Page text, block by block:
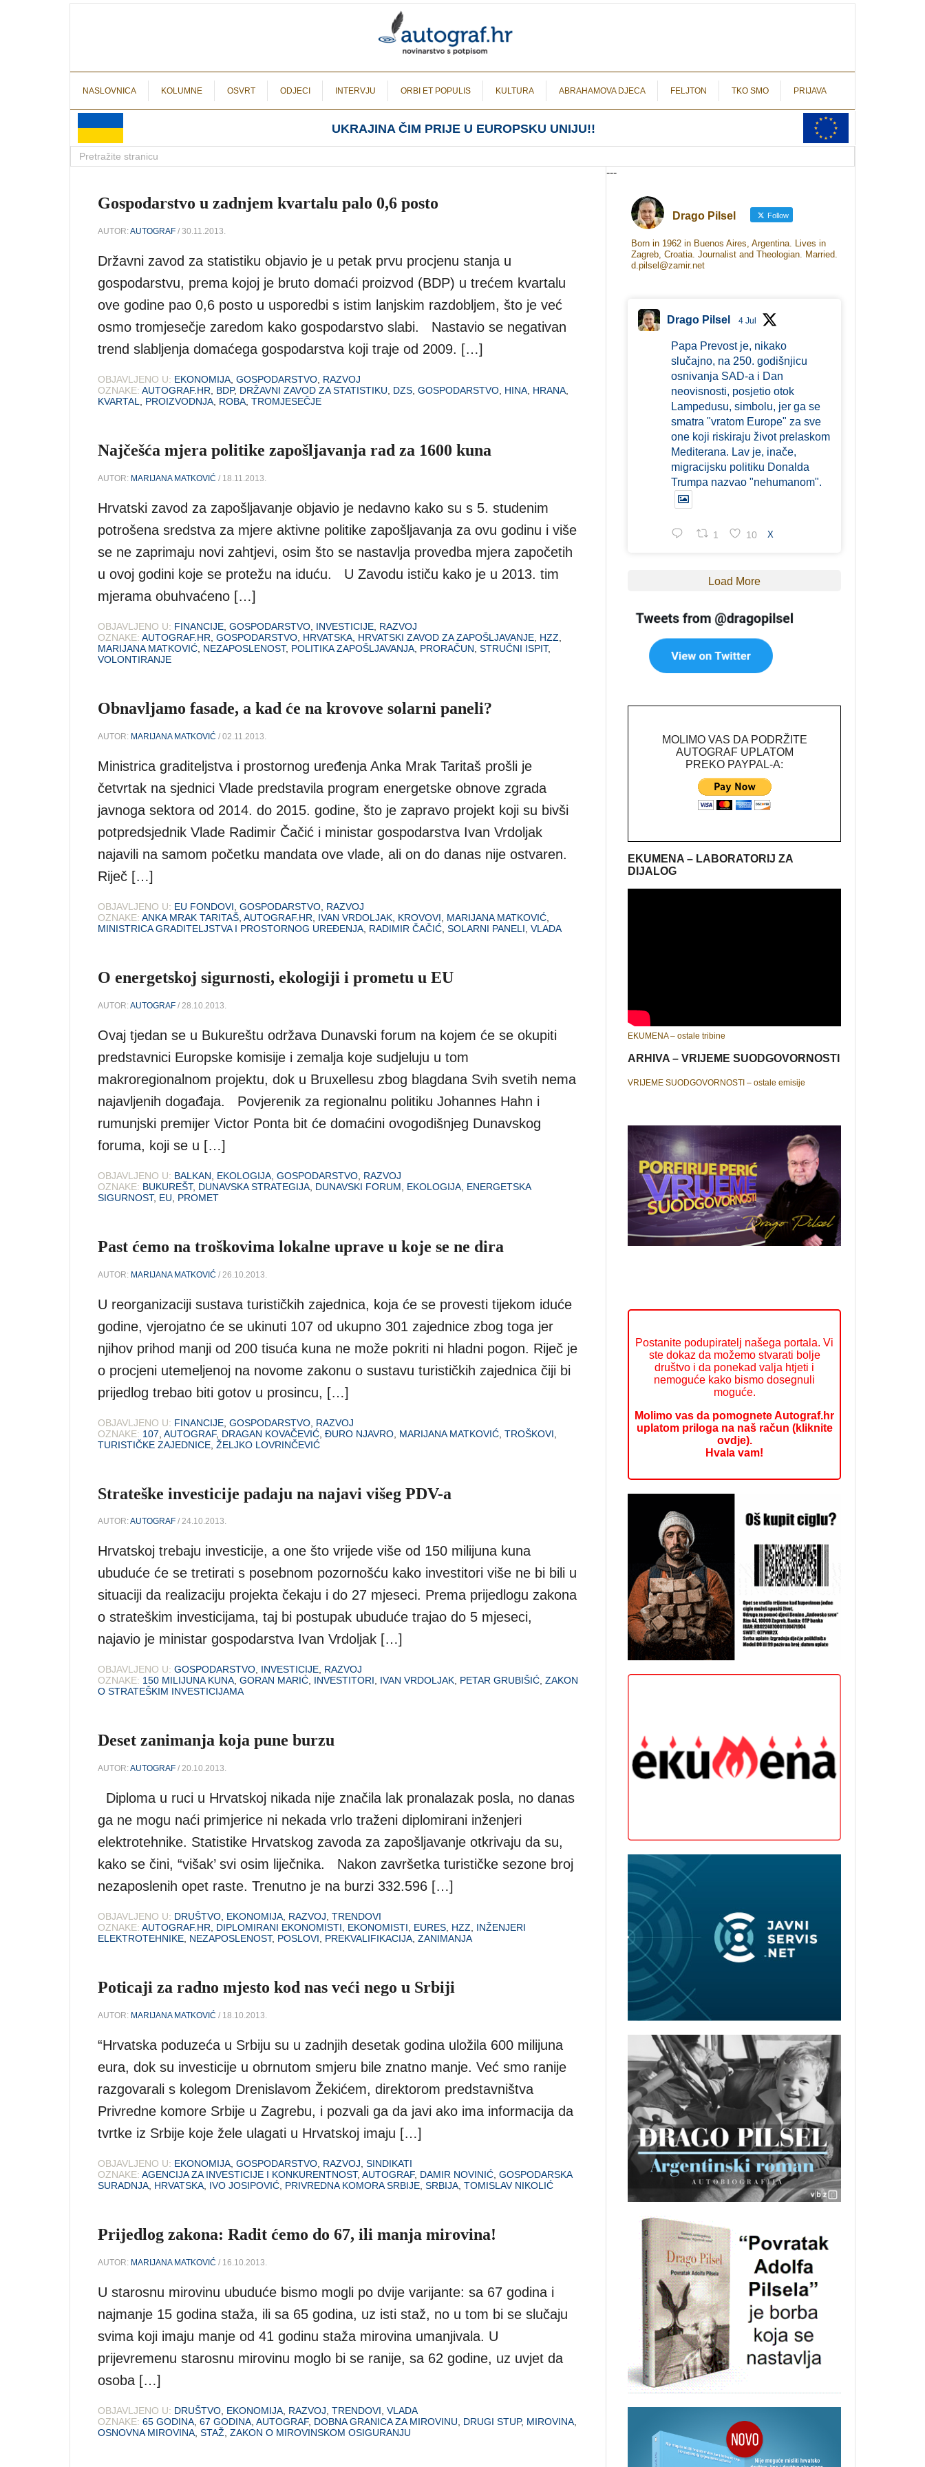
NASLOVNICA KOLUMNE OSVRT ODJECI INTERVJU ORBI ET POPULIS KULTURA ABRAHAMOVA DJECA FELJTON TKO SMO PRIJAVA
UKRAJINA ČIM PRIJE U EUROPSKU UNIJU!!
Gospodarstvo u zadnjem kvartalu palo 0,6 posto
AUTOR:AUTOGRAF / 30.11.2013.
Državni zavod za statistiku objavio je u petak prvu procjenu stanja u
gospodarstvu, prema kojoj je bruto domaći proizvod (BDP) u trećem kvartalu
ove godine pao 0,6 posto u usporedbi s istim lanjskim razdobljem, što je već
osmo tromjesečje zaredom kako gospodarstvo slabi. Nastavio se negativan
trend slabljenja domaćega gospodarstva koji traje od 2009. […]
OBJAVLJENO U: EKONOMIJA GOSPODARSTVO RAZVOJ
OZNAKE: AUTOGRAF.HR BDP, DRŽAVNI ZAVOD ZA STATISTIKU DZS GOSPODARSTVO HINA HRANA
KVARTAL
PROIZVODNJA ROBA TROMJESEČJE
Najčešća mjera politike zapošljavanja rad za 1600 kuna
AUTOR: MARIJANA MATKOVIĆ / 18.11.2013.
Hrvatski zavod za zapošljavanje objavio je nedavno kako su s 5. studenim
potrošena sredstva za mjere aktivne politike zapošljavanja za ovu godinu i više
se ne zaprimaju novi zahtjevi, osim što se nastavlja provedba mjera započetih
u ovoj godini koje se protežu na iduću. U Zavodu ističu kako je u 2013. tim
mjerama obuhvaćeno […]
OBJAVLJENO U: FINANCIJE GOSPODARSTVO INVESTICIJE RAZVOJ
OZNAKE: AUTOGRAF.HR GOSPODARSTVO HRVATSKA HRVATSKI ZAVOD ZA ZAPOŠLJAVANJE HZZ
MARIJANA MATKOVIĆ NEZAPOSLENOST, POLITIKA ZAPOŠLJAVANJA PRORAČUN STRUČNI ISPIT,
VOLONTIRANJE
Obnavljamo fasade, a kad će na krovove solarni paneli?
AUTOR: MARIJANA MATKOVIĆ / 02.11.2013.
Ministrica graditeljstva i prostornog uređenja Anka Mrak Taritaš prošli je
četvrtak na sjednici Vlade predstavila program energetske obnove zgrada
javnoga sektora od 2014. do 2015. godine, što je zapravo projekt koji su bivši
potpredsjednik Vlade Radimir Čačić i ministar gospodarstva Ivan Vrdoljak
najavili na samom početku mandata ove vlade, ali on do danas nije ostvaren.
Riječ […]
OBJAVLJENO U: EU FONDOVI GOSPODARSTVO RAZVOJ
OZNAKE: ANKA MRAK TARITAŠ AUTOGRAF.HR IVAN VRDOLJAK KROVOVI MARIJANA MATKOVIĆ
MINISTRICA GRADITELJSTVA I PROSTORNOG UREĐENJA RADIMIR ČAČIĆ SOLARNI PANELI VLADA
O energetskoj sigurnosti, ekologiji i prometu u EU
AUTOR:AUTOGRAF / 28.10.2013.
Ovaj tjedan se u Bukureštu održava Dunavski forum na kojem će se okupiti
predstavnici Europske komisije i zemalja koje sudjeluju u tom
makroregionalnom projektu, dok u Bruxellesu zbog blagdana Svih svetih nema
najavljenih događaja. Povjerenik za regionalnu politiku Johannes Hahn i
rumunjski premijer Victor Ponta bit će domaćini ovogodišnjeg Dunavskog
foruma, koji se u […]
OBJAVLJENO U: BALKAN EKOLOGIJA GOSPODARSTVO RAZVOJ
OZNAKE: BUKUREŠT, DUNAVSKA STRATEGIJA DUNAVSKI FORUM EKOLOGIJA ENERGETSKA
SIGURNOST, EU PROMET
Past ćemo na troškovima lokalne uprave u koje se ne dira
AUTOR: MARIJANA MATKOVIĆ / 26.10.2013.
U reorganizaciji sustava turističkih zajednica, koja će se provesti tijekom iduće
godine, vjerojatno će se ukinuti 107 od ukupno 301 zajednice zbog toga jer
njihov prihod manji od 200 tisuća kuna ne može pokriti ni hladni pogon. Riječ je
o procjeni utemeljenoj na novome zakonu o sustavu turističkih zajednica čiji bi
prijedlog trebao biti gotov u prosincu, […]
OBJAVLJENO U: FINANCIJE GOSPODARSTVO RAZVOJ
OZNAKE: 107 AUTOGRAF, DRAGAN KOVAČEVIĆ ĐURO NJAVRO MARIJANA MATKOVIĆ TROŠKOVI
TURISTIČKE ZAJEDNICE ŽELJKO LOVRINČEVIĆ
Strateške investicije padaju na najavi višeg PDV-a
AUTOR:AUTOGRAF / 24.10.2013.
Hrvatskoj trebaju investicije, a one što vrijede više od 150 milijuna kuna
ubuduće će se tretirati s posebnom pozornošću kako investitori više ne bi bili u
situaciji da realizaciju projekta čekaju i do 27 mjeseci. Prema prijedlogu zakona
o strateškim investicijama, taj bi postupak ubuduće trajao do 5 mjeseci,
najavio je ministar gospodarstva Ivan Vrdoljak […]
OBJAVLJENO U: GOSPODARSTVO, INVESTICIJE, RAZVOJ
OZNAKE: 150 MILIJUNA KUNA, GORAN MARIĆ, INVESTITORI, IVAN VRDOLJAK, PETAR GRUBIŠIĆ, ZAKON
O STRATEŠKIM INVESTICIJAMA
Deset zanimanja koja pune burzu
AUTOR:AUTOGRAF / 20.10.2013.
Diploma u ruci u Hrvatskoj nikada nije značila lak pronalazak posla, no danas
ga ne mogu naći primjerice ni nekada vrlo traženi diplomirani inženjeri
elektrotehnike. Statistike Hrvatskog zavoda za zapošljavanje otkrivaju da su,
kako se čini, “višak’ svi osim liječnika. Nakon završetka turističke sezone broj
nezaposlenih opet raste. Trenutno je na burzi 332.596 […]
OBJAVLJENO U: DRUŠTVO, EKONOMIJA, RAZVOJ, TRENDOVI
OZNAKE: AUTOGRAF.HR, DIPLOMIRANI EKONOMISTI, EKONOMISTI, EURES, HZZ, INŽENJERI
ELEKTROTEHNIKE, NEZAPOSLENOST, POSLOVI, PREKVALIFIKACIJA, ZANIMANJA
Poticaji za radno mjesto kod nas veći nego u Srbiji
AUTOR: MARIJANA MATKOVIĆ / 18.10.2013.
“Hrvatska poduzeća u Srbiju su u zadnjih desetak godina uložila 600 milijuna
eura, dok su investicije u obrnutom smjeru bile znatno manje. Već smo ranije
razgovarali s kolegom Drenislavom Žekićem, direktorom predstavništva
Privredne komore Srbije u Zagrebu, i pozvali ga da javi ako ima informacija da
tvrtke iz Srbije koje žele ulagati u Hrvatskoj imaju […]
OBJAVLJENO U: EKONOMIJA, GOSPODARSTVO, RAZVOJ, SINDIKATI
OZNAKE: AGENCIJA ZA INVESTICIJE I KONKURENTNOST, AUTOGRAF, DAMIR NOVINIĆ, GOSPODARSKA
SURADNJA, HRVATSKA, IVO JOSIPOVIĆ, PRIVREDNA KOMORA SRBIJE, SRBIJA, TOMISLAV NIKOLIĆ
Prijedlog zakona: Radit ćemo do 67, ili manja mirovina!
AUTOR: MARIJANA MATKOVIĆ / 16.10.2013.
U starosnu mirovinu ubuduće bismo mogli po dvije varijante: sa 67 godina i
najmanje 15 godina staža, ili sa 65 godina, uz isti staž, no u tom bi se slučaju
svima koji imaju manje od 41 godinu staža mirovina umanjivala. U
prijevremenu starosnu mirovinu moglo bi se ranije, sa 62 godine, uz uvjet da
osoba […]
OBJAVLJENO U: DRUŠTVO EKONOMIJA RAZVOJ TRENDOVI VLADA
OZNAKE: 65 GODINA 67 GODINA AUTOGRAF, DOBNA GRANICA ZA MIROVINU DRUGI STUP, MIROVINA
OSNOVNA MIROVINA STAŽ ZAKON O MIROVINSKOM OSIGURANJU
---
Drago Pilsel Follow
Born in 1962 in Buenos Aires, Argentina. Lives in
Zagreb, Croatia. Journalist and Theologian. Married.
d.pilsel@zamir.net
Drago Pilsel 4 Jul
Papa Prevost je, nikako
slučajno, na 250. godišnjicu
osnivanja SAD-a i Dan
neovisnosti, posjetio otok
Lampedusu, simbolu, jer ga se
smatra "vratom Europe" za sve
one koji riskiraju život prelaskom
Mediterana. Lav je, inače,
migracijsku politiku Donalda
Trumpa nazvao "nehumanom".
1 10 X
Load More
MOLIMO VAS DA PODRŽITE
AUTOGRAF UPLATOM
PREKO PAYPAL-A:
EKUMENA – LABORATORIJ ZA
DIJALOG
EKUMENA – ostale tribine
ARHIVA – VRIJEME SUODGOVORNOSTI
VRIJEME SUODGOVORNOSTI – ostale emisije
Postanite podupiratelj našega portala. Vi
ste dokaz da možemo stvarati bolje
društvo i da ponekad valja htjeti i
nemoguće kako bismo dosegnuli
moguće.
Molimo vas da pomognete Autograf.hr
uplatom priloga na naš račun (kliknite
ovdje).
Hvala vam!